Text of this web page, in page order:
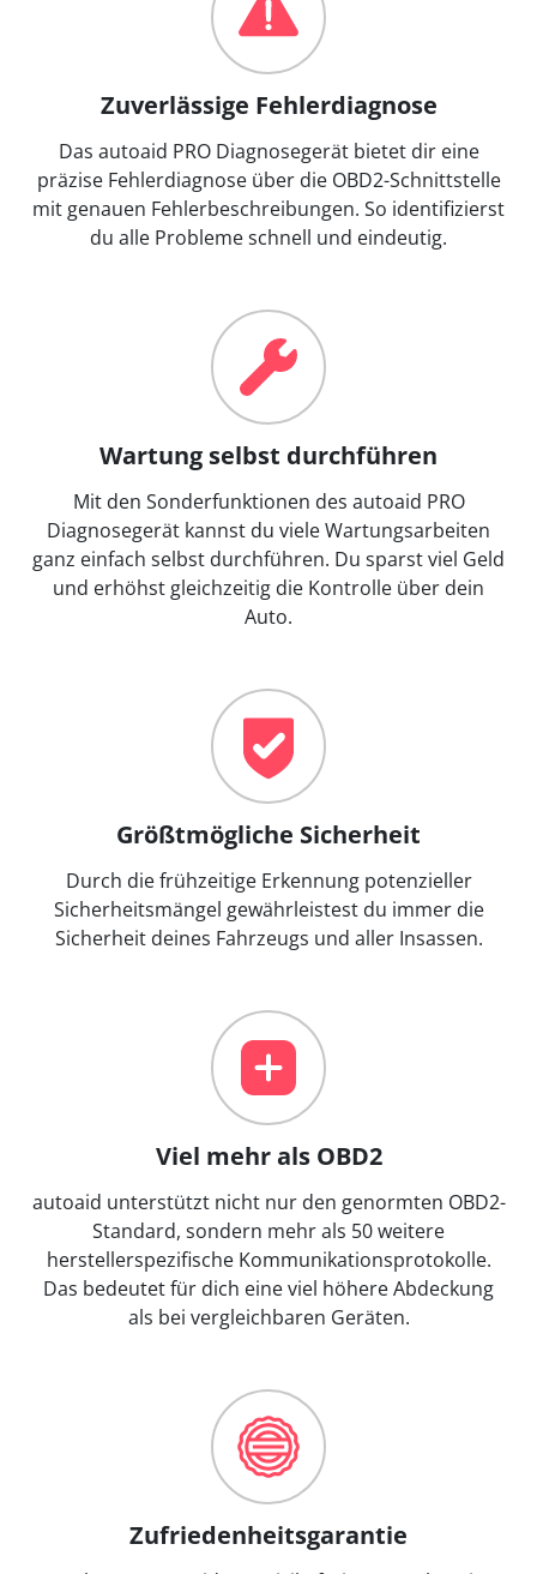
Zuverlässige Fehlerdiagnose
Das autoaid PRO Diagnosegerät bietet dir eine
präzise Fehlerdiagnose über die OBD2-Schnittstelle
mit genauen Fehlerbeschreibungen. So identifizierst
du alle Probleme schnell und eindeutig.
Wartung selbst durchführen
Mit den Sonderfunktionen des autoaid PRO
Diagnosegerät kannst du viele Wartungsarbeiten
ganz einfach selbst durchführen. Du sparst viel Geld
und erhöhst gleichzeitig die Kontrolle über dein
Auto.
Größtmögliche Sicherheit
Durch die frühzeitige Erkennung potenzieller
Sicherheitsmängel gewährleistest du immer die
Sicherheit deines Fahrzeugs und aller Insassen.
Viel mehr als OBD2
autoaid unterstützt nicht nur den genormten OBD2-
Standard, sondern mehr als 50 weitere
herstellerspezifische Kommunikationsprotokolle.
Das bedeutet für dich eine viel höhere Abdeckung
als bei vergleichbaren Geräten.
Zufriedenheitsgarantie